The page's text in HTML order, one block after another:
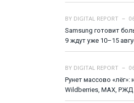
BY DIGITAL REPORT
Samsung готовит
9 ждут уже 10–15
BY DIGITAL REPORT
Рунет массово «лёг»:
Wildberries, MAX, РЖД